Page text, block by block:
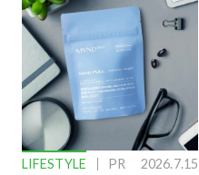
LIFESTYLE PR 2026.7.15